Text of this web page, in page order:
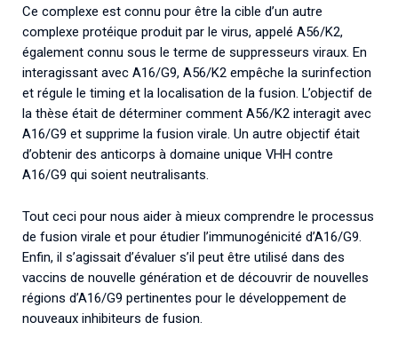
Ce complexe est connu pour être la cible d’un autre
complexe protéique produit par le virus, appelé A56/K2,
également connu sous le terme de suppresseurs viraux. En
interagissant avec A16/G9, A56/K2 empêche la surinfection
et régule le timing et la localisation de la fusion. L’objectif de
la thèse était de déterminer comment A56/K2 interagit avec
A16/G9 et supprime la fusion virale. Un autre objectif était
d’obtenir des anticorps à domaine unique VHH contre
A16/G9 qui soient neutralisants.
Tout ceci pour nous aider à mieux comprendre le processus
de fusion virale et pour étudier l’immunogénicité d’A16/G9.
Enfin, il s’agissait d’évaluer s’il peut être utilisé dans des
vaccins de nouvelle génération et de découvrir de nouvelles
régions d’A16/G9 pertinentes pour le développement de
nouveaux inhibiteurs de fusion.